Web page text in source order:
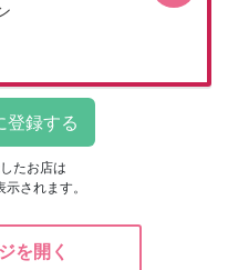
たお店は
示されます。
を開く